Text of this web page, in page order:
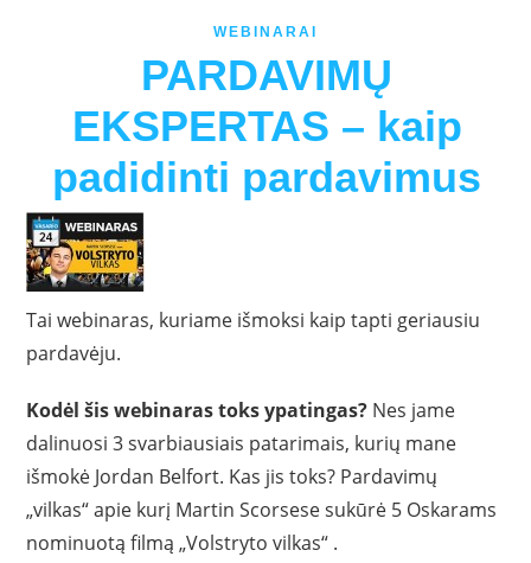
WEBINARAI
PARDAVIMŲ
EKSPERTAS – kaip
padidinti pardavimus
Tai webinaras, kuriame išmoksi kaip tapti geriausiu
pardavėju.
Kodėl šis webinaras toks ypatingas? Nes jame
dalinuosi 3 svarbiausiais patarimais, kurių mane
išmokė Jordan Belfort. Kas jis toks? Pardavimų
„vilkas“ apie kurį Martin Scorsese sukūrė 5 Oskarams
nominuotą filmą „Volstryto vilkas“ .